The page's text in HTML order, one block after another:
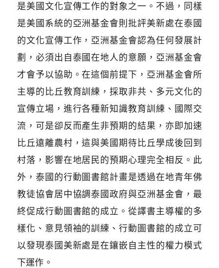
是美國文化宣傳工作的對象之一。不過，同樣
是美國系統的亞洲基金會則批評美新處在泰國
的文化宣傳工作，亞洲基金會認為任何發展計
劃，必須出自泰國在地人的意願，亞洲基金會
才會予以協助。在這個前提下，亞洲基金會所
主導的比丘教育訓練，採取非共、多元文化的
宣傳立場，進行各種新知識教育訓練、國際交
流，可是卻反而產生非預期的結果，亦即加速
比丘遠離農村，這與美國期待比丘學成後回到
村落，影響在地居民的預期心理完全相反。此
外，泰國的行動圖書館計畫是透過在地青年佛
教徒協會居中協調泰國政府與亞洲基金會，最
終促成行動圖書館的成立。從譯書主導權的多
樣化、意見領袖的訓練、行動圖書館的成立可
以發現泰國美新處是在鑲嵌自主性的權力模式
下運作。